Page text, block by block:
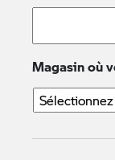
Téléphone au
Magasin où